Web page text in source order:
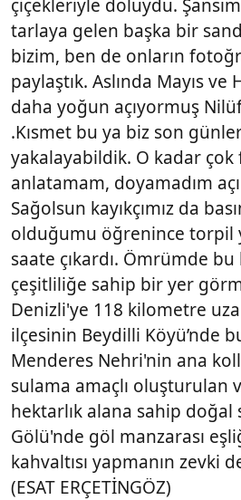
çiçekleriyle doluydu.
tarlaya gelen başka bir
bizim, ben de onların
paylaştık. Aslında Mayıs ve
daha yoğun açıyormuş
.Kısmet bu ya biz son
yakalayabildik. O kadar
anlatamam, doyamadım
Sağolsun kayıkçımız da
olduğumu öğrenince torpil
saate çıkardı. Ömrümde
çeşitliliğe sahip bir yer
Denizli'ye 118 kilometre
ilçesinin Beydilli Köyü’nde
Menderes Nehri'nin ana
sulama amaçlı oluşturulan
hektarlık alana sahip doğal
Gölü'nde göl manzarası
kahvaltısı yapmanın zevki
(ESAT ERÇETİNGÖZ)